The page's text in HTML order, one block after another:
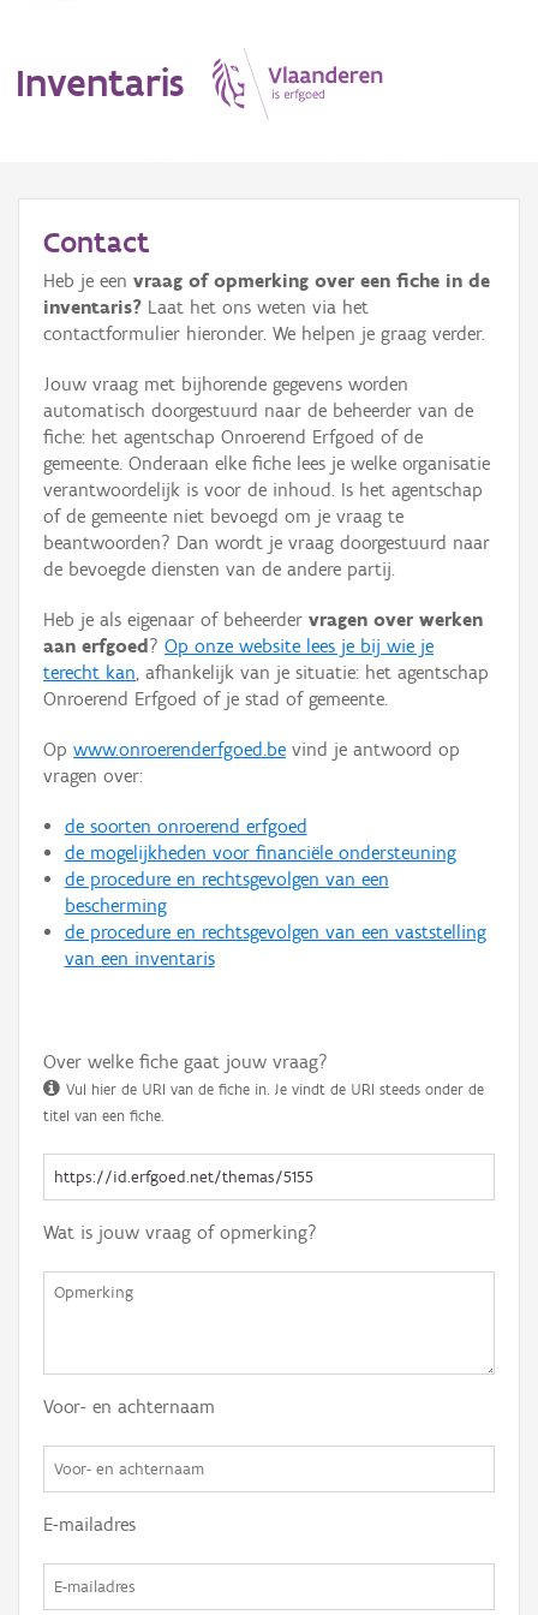
Inventaris
Erfgoedobject
Aanduidingsobject
Waarneming
Thema
Gebeurtenis
Persoon of collectief
Hergebruik
Aanmelden
Contact
Heb je een vraag of opmerking over een fiche in de
inventaris? Laat het ons weten via het
contactformulier hieronder. We helpen je graag verder.
Jouw vraag met bijhorende gegevens worden
automatisch doorgestuurd naar de beheerder van de
fiche: het agentschap Onroerend Erfgoed of de
gemeente. Onderaan elke fiche lees je welke organisatie
verantwoordelijk is voor de inhoud. Is het agentschap
of de gemeente niet bevoegd om je vraag te
beantwoorden? Dan wordt je vraag doorgestuurd naar
de bevoegde diensten van de andere partij.
Heb je als eigenaar of beheerder vragen over werken
aan erfgoed ? Op onze website lees je bij wie je
terecht kan, afhankelijk van je situatie: het agentschap
Onroerend Erfgoed of je stad of gemeente.
Op www.onroerenderfgoed.be vind je antwoord op
vragen over:
de soorten onroerend erfgoed
de mogelijkheden voor financiële ondersteuning
de procedure en rechtsgevolgen van een
bescherming
de procedure en rechtsgevolgen van een vaststelling
van een inventaris
Over welke fiche gaat jouw vraag?
Vul hier de URI van de fiche in. Je vindt de URI steeds onder de
titel van een fiche.
Wat is jouw vraag of opmerking?
Voor- en achternaam
E-mailadres